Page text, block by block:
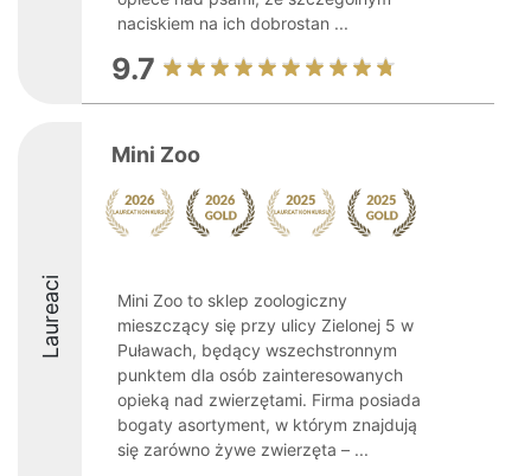
naciskiem na ich dobrostan ...
9.7
Laureaci
Mini Zoo
Mini Zoo to sklep zoologiczny
mieszczący się przy ulicy Zielonej 5 w
Puławach, będący wszechstronnym
punktem dla osób zainteresowanych
opieką nad zwierzętami. Firma posiada
bogaty asortyment, w którym znajdują
się zarówno żywe zwierzęta – ...